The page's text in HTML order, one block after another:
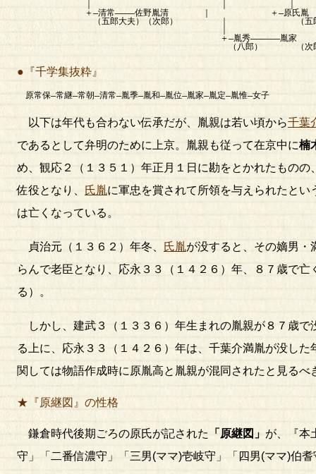
＋―清常――――佐野胤清 ｜ ＋―原氏胤
（五郎大夫）（次郎） ｜ （五郎
＋―胤秀――――――胤家
（八郎） （次郎右衛門
●『千学集抜粋』
原常保―常継―常朝―清常―胤季―胤和―胤位―胤家―胤定―胤惟―女子
以下は年代も合わない伝承だが、胤親は若い頃から千葉
であるとして弁明のために上京。胤親も従って在京中に楠
め、観応２（１３５１）年正月１日に勘をとかれたもの
佐役となり、
氏胤に軍忠を賞されて所領を与えられたとい
は亡くなっている。
貞治元（１３６２）年冬、 氏胤が没すると、その嫡男・
らんで老臣となり、応永３３（１４２６）年、８７歳で亡
る）。
しかし、建武３（１３３６）年生まれの胤親が８７歳
る上に、応永３３（１４２６）年は、千葉介満胤が没し
関しては物語作成時に原胤高と胤親が混同されたと見る
★『原継図』の性格
鎌倉時代後期ごろの原氏が記された 「原継図」 が、『本
守」「二番信濃守」「三男(ママ)壱岐守」「四男(ママ)伯